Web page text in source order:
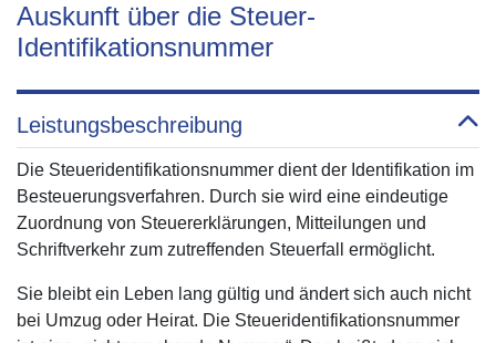
Auskunft über die Steuer-
Identifikationsnummer
Leistungsbeschreibung
Die Steueridentifikationsnummer dient der Identifikation im
Besteuerungsverfahren. Durch sie wird eine eindeutige
Zuordnung von Steuererklärungen, Mitteilungen und
Schriftverkehr zum zutreffenden Steuerfall ermöglicht.
Sie bleibt ein Leben lang gültig und ändert sich auch nicht
bei Umzug oder Heirat. Die Steueridentifikationsnummer